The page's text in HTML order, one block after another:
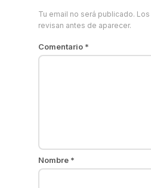
Tu email no será publicado.
revisan antes de aparecer.
Comentario *
Nombre *